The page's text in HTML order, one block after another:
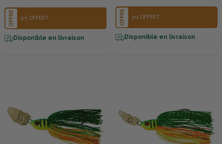
OFFRE 3+1 OFFERT
Disponible en livraison
OFFRE 3+1 OFFERT
Disponible en livraison